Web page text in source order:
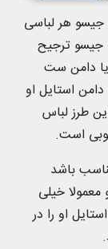
هر لباسی
جیسو ترجیح
دامن ست
استایل او
طرز لباس
است.
باشد
خیلی
او را در